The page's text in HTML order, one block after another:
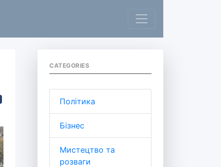
CATEGORIES
Політика
Бізнес
Мистецтво та
розваги